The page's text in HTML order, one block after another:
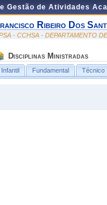
Gestão de Atividades
Ribeiro Dos
- CCHSA - DEPARTAMENTO
Disciplinas Ministradas
Infantil Fundamental Técnico